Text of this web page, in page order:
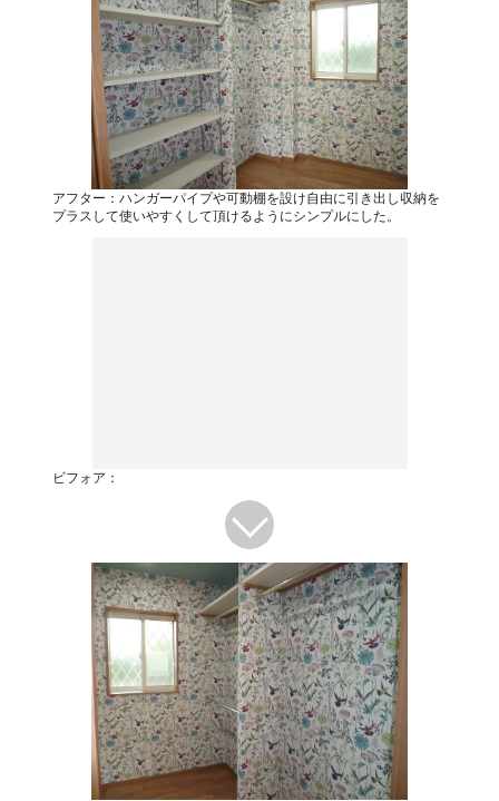
アフター：ハンガーパイプや可動棚を設け自由に引き出し収納を
プラスして使いやすくして頂けるようにシンプルにした。
ビフォア：